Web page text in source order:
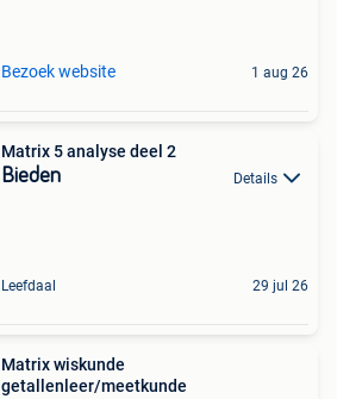
Bezoek website 1 aug 26
Matrix 5 analyse deel 2
Bieden Details
Leefdaal 29 jul 26
Matrix wiskunde
getallenleer/meetkunde